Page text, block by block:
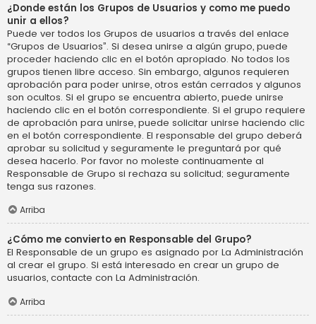
¿Donde están los Grupos de Usuarios y como me puedo
unir a ellos?
Puede ver todos los Grupos de usuarios a través del enlace
“Grupos de Usuarios”. Si desea unirse a algún grupo, puede
proceder haciendo clic en el botón apropiado. No todos los
grupos tienen libre acceso. Sin embargo, algunos requieren
aprobación para poder unirse, otros están cerrados y algunos
son ocultos. Si el grupo se encuentra abierto, puede unirse
haciendo clic en el botón correspondiente. Si el grupo requiere
de aprobación para unirse, puede solicitar unirse haciendo clic
en el botón correspondiente. El responsable del grupo deberá
aprobar su solicitud y seguramente le preguntará por qué
desea hacerlo. Por favor no moleste continuamente al
Responsable de Grupo si rechaza su solicitud; seguramente
tenga sus razones.
Arriba
¿Cómo me convierto en Responsable del Grupo?
El Responsable de un grupo es asignado por La Administración
al crear el grupo. Si está interesado en crear un grupo de
usuarios, contacte con La Administración.
Arriba